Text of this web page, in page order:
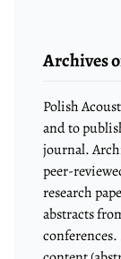
Archives
Polish
and to
journal.
peer-
research
abstracts